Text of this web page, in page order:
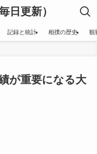
日更新）
記録と統計 相撲の歴史 観
が重要になる大